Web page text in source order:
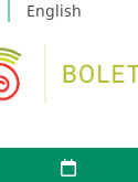
English